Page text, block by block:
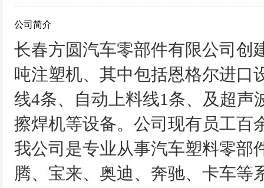
公司简介
长春方圆汽车零部件有限公司创
吨注塑机、其中包括恩格尔进口
线4条、自动上料线1条、及超声
擦焊机等设备。公司现有员工百
我公司是专业从事汽车塑料零部
腾、宝来、奥迪、奔驰、卡车等